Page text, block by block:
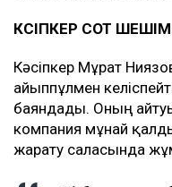
КӘСІПКЕР СОТ
Кәсіпкер Мұрат
айыппұлмен
баяндады. Оның
компания мұнай
жарату саласында